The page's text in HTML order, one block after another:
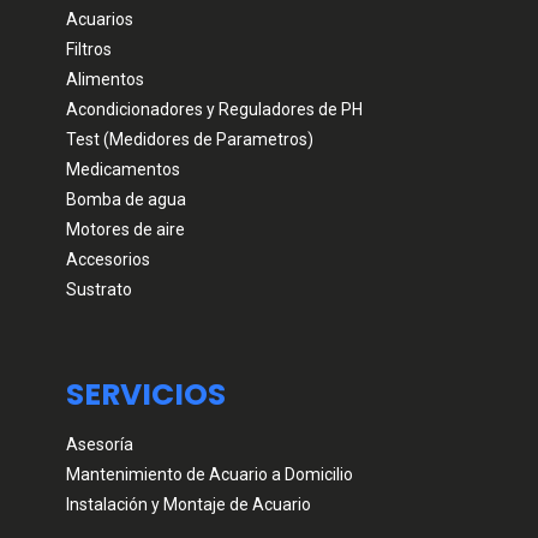
Acuarios
Filtros
Alimentos
Acondicionadores y Reguladores de PH
Test (Medidores de Parametros)
Medicamentos
Bomba de agua
Motores de aire
Accesorios
Sustrato
SERVICIOS
Asesoría
Mantenimiento de Acuario a Domicilio
Instalación y Montaje de Acuario